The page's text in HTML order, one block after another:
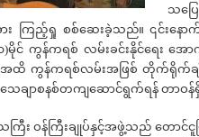
သပြ
အား ကြည့်ရှု စစ်ဆေးခဲ့သည်။ ၎င်းန
င် ကွန်ကရစ် လမ်းခင်းနိုင်ရေး အေ
းအထိ ကွန်ကရစ်လမ်းအဖြစ် တိုက်ရိုက်
သေချာစနစ်တကျဆောင်ရွက်ရန် တာဝ
ဝန်ကြီးချုပ်နှင့်အဖွဲ့သည် တောင်ငူမ